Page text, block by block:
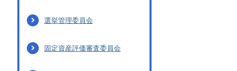
選挙管理委員会
固定資産評価審査委員会